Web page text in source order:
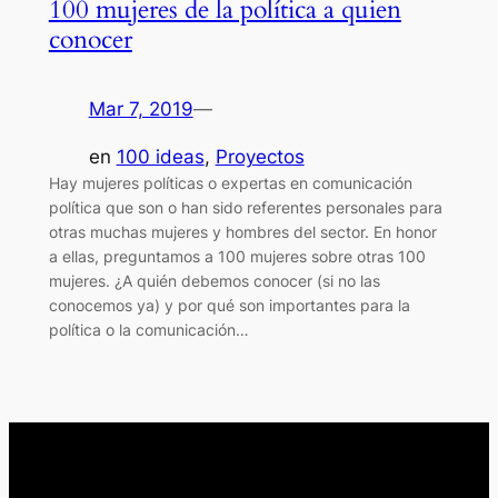
100 mujeres de la política a quien
conocer
Mar 7, 2019—
en 100 ideas, Proyectos
Hay mujeres políticas o expertas en comunicación
política que son o han sido referentes personales para
otras muchas mujeres y hombres del sector. En honor
a ellas, preguntamos a 100 mujeres sobre otras 100
mujeres. ¿A quién debemos conocer (si no las
conocemos ya) y por qué son importantes para la
política o la comunicación…